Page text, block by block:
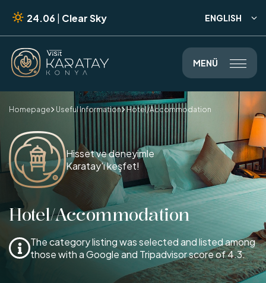
24.06| Clear Sky ENGLISH 
MENÜ 
Homepage Useful Information Hotel/Accommodation
Hisset ve deneyimle
Karatay'ı keşfet!
Hotel/Accommodation

The category listing was selected and listed among
those with a Google and Tripadvisor score of 4.3.